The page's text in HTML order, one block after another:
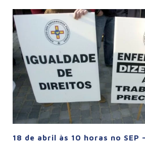
18 de abril às 10 horas no SEP